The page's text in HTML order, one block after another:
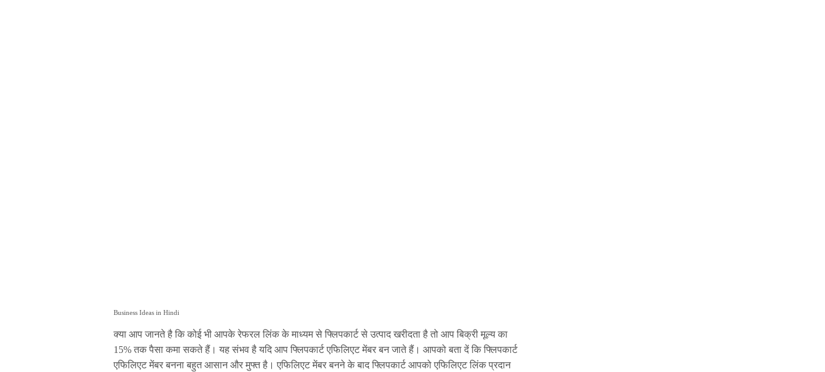
Business Ideas in Hindi
क्या आप जानते है कि कोई भी आपके रेफरल लिंक के माध्यम से फ्लिपकार्ट से उत्पाद खरीदता है तो आप बिक्री मूल्य का
15% तक पैसा कमा सकते हैं। यह संभव है यदि आप फ्लिपकार्ट एफिलिएट मेंबर बन जाते हैं। आपको बता दें कि फ्लिपकार्ट
एफिलिएट मेंबर बनना बहुत आसान और मुफ्त है। एफिलिएट मेंबर बनने के बाद फ्लिपकार्ट आपको एफिलिएट लिंक प्रदान